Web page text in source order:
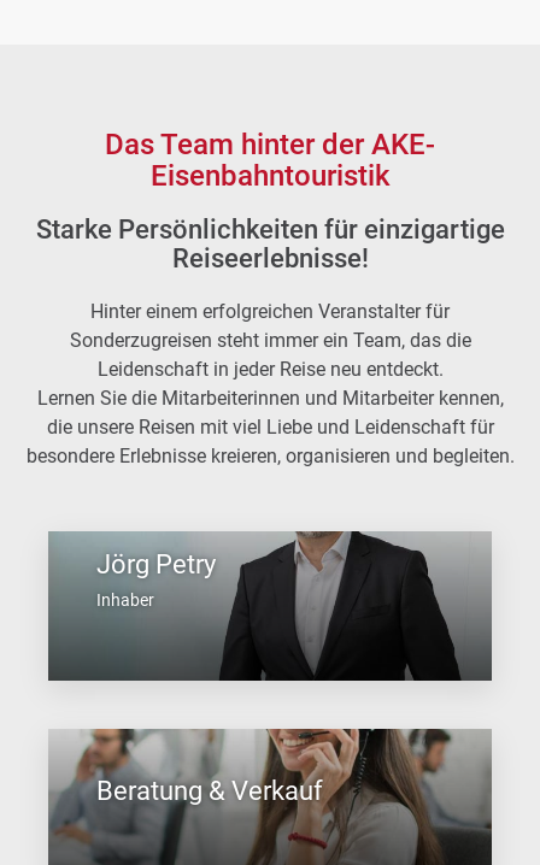
Das Team hinter der AKE-
Eisenbahntouristik
Starke Persönlichkeiten für einzigartige
Reiseerlebnisse!
Hinter einem erfolgreichen Veranstalter für
Sonderzugreisen steht immer ein Team, das die
Leidenschaft in jeder Reise neu entdeckt.
Lernen Sie die Mitarbeiterinnen und Mitarbeiter kennen,
die unsere Reisen mit viel Liebe und Leidenschaft für
besondere Erlebnisse kreieren, organisieren und begleiten.
Jörg Petry
Inhaber
Beratung & Verkauf